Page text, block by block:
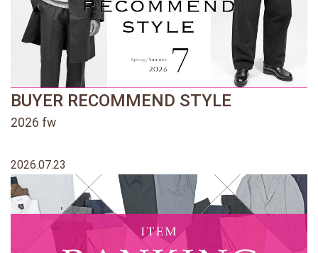
BUYER RECOMMEND STYLE
2026 fw
2026.07.23